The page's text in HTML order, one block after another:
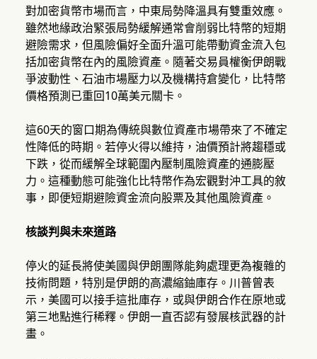
對加密貨幣市場而言，中東局勢降溫具有雙重效應。
雖然地緣政治緊張局勢緩解通常會削弱比特幣的短期
避險需求，但風險偏好全面升溫可能帶動資金流入包
括加密貨幣在內的風險資產。隨著交易員權衡伊朗戰
爭波動性、石油市場壓力以及機構持倉變化，比特幣
價格預測已重回10萬美元關卡。
這60天的窗口期為傳統與數位資產市場帶來了不確定
性降低的時期。若停火得以維持，油價預計將趨穩或
下跌，從而緩解全球範圍內壓制風險資產的通膨壓
力。這種動態可能強化比特幣作為宏觀對沖工具的敘
事，即便短期避險資金流向股票及其他風險資產。
核談判與未來道路
停火的延長將使美國與伊朗團隊能夠處理更為複雜的
技術問題，特別是伊朗的高濃縮鈾庫存。川普曾表
示，美國可以接手這批庫存，或與伊朗合作在原地或
第三地點進行稀釋。伊朗一直否認有發展核武器的計
畫。